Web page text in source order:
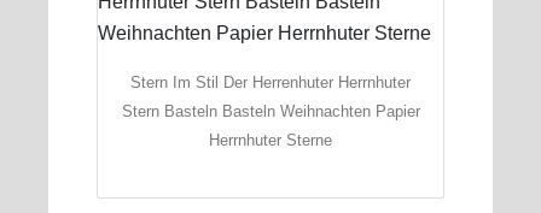
Stern Im Stil Der Herrenhuter Herrnhuter
Stern Basteln Basteln Weihnachten Papier
Herrnhuter Sterne